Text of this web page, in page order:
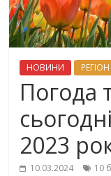
НОВИНИ РЕГІОН
Погода
2023
10.03.2024 10